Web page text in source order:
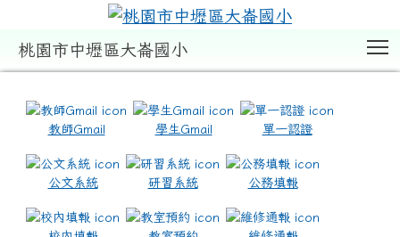
桃園市中壢區大崙國小
教師Gmail 學生Gmail 單一認證
公文系統 研習系統 公務填報